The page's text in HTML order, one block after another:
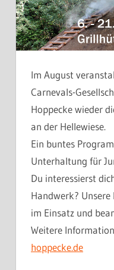
Im August
Carnevals-
Hoppecke wieder
an der Hellewiese.
Ein buntes
Unterhaltung für
Du interessierst
Handwerk?
im Einsatz und
Weitere
hoppecke.de